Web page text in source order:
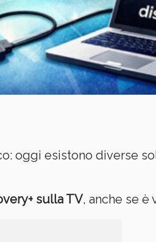
oggi esistono diverse
sulla TV, anche se è